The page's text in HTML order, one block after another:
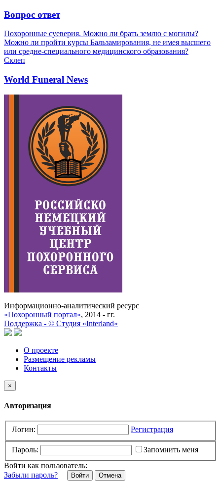
Вопрос ответ
Похоронные суеверия. Можно ли брать землю с могилы?
Можно ли пройти курсы Бальзамирования, не имея высшего
или средне-специального медицинского образования?
Склеп
World Funeral News
Информационно-аналитический ресурс
«Похоронный портал», 2014 - гг.
Поддержка - © Cтудия «Interland»
О проекте
Размещение рекламы
Контакты
×
Авторизация
Логин: Регистрация
Пароль:
Запомнить меня
Войти как пользователь:
Забыли пароль?
Отмена